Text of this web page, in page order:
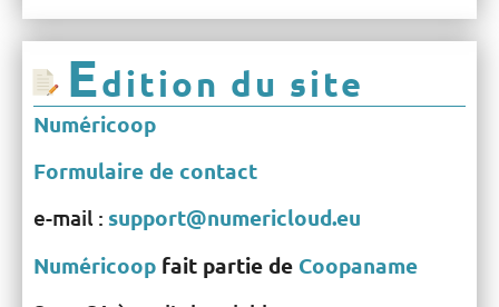
Edition du site
Numéricoop
Formulaire de contact
e-mail : support@numericloud.eu
Numéricoop fait partie de Coopaname